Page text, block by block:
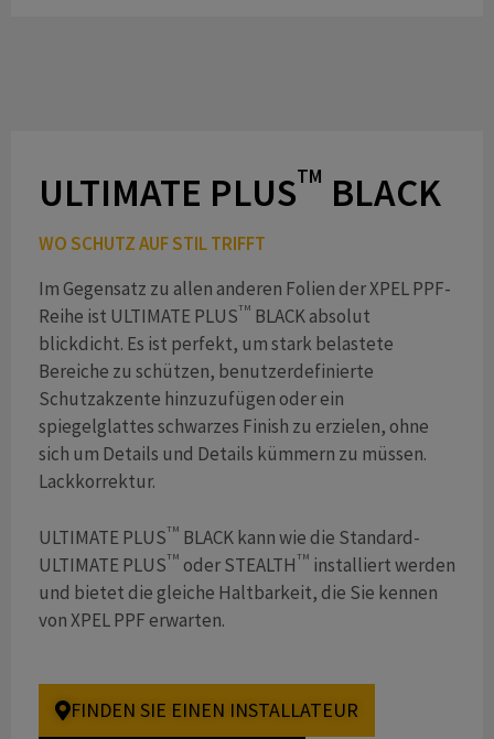
ULTIMATE PLUSTM BLACK
WO SCHUTZ AUF STIL TRIFFT
Im Gegensatz zu allen anderen Folien der XPEL PPF-
Reihe ist ULTIMATE PLUSTM BLACK absolut
blickdicht. Es ist perfekt, um stark belastete
Bereiche zu schützen, benutzerdefinierte
Schutzakzente hinzuzufügen oder ein
spiegelglattes schwarzes Finish zu erzielen, ohne
sich um Details und Details kümmern zu müssen.
Lackkorrektur.
ULTIMATE PLUSTM BLACK kann wie die Standard-
ULTIMATE PLUSTM oder STEALTH TM installiert werden
und bietet die gleiche Haltbarkeit, die Sie kennen
von XPEL PPF erwarten.
FINDEN SIE EINEN INSTALLATEUR